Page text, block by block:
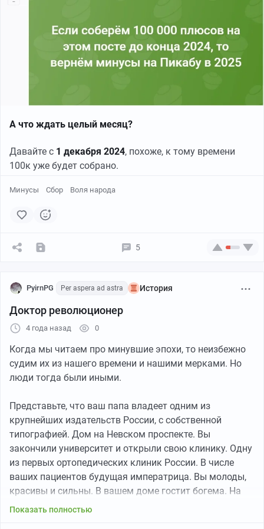
настоящая демократия!". Вот это и будет достижение
Россией духовного лидерства в мире! И тогда все
нападки на Россию и все санкции против неё будут
выглядеть нелепо в глазах всего человечества!
«Воля народа», как беспрерывный референдум,
обезопасят себя от цветных революций.
Тула и революция — это сопоставление звучит
странно. Во все времена Тула считалась
надёжнейшим оплотом старого строя; массу
воспринимать революционные идеи, и в
выходило из размеров кружковщины, у Тулы с
этим движением, казалось, не могло быть
что знакомые нам ещё по гимназическим
учебникам революционные кружки 70-х годов
пробовали основать свою деятельность и в
Так, весною 1875 года, когда члены так
разъехались по провинции, в Туле играла
видную роль известная революционерка Ольга
Любатович. Однако, дело пропаганды шло
здесь неважно, и в письме одного
читаем:
«Тульские ведут себя преступно. Огромное у них
знакомство между рабочими, и еще ни одной
Далее в письме говорится:
«Если только почему-нибудь Ольге нельзя будет
ехать в Тулу, то придётся отнять человека от
вас в виду того, что там огромное знакомство и
прелестная почва; нужно только
подталкивание»…
Из этих строк видно, через какие
увеличительные стекла смотрели тогда
А что ждать целый месяц?
Давайте с 1 декабря 2024, похоже, к тому времени
100к уже будет собрано.
Минусы Сбор Воля народа
5
PyirnPG Per aspera ad astra История
Доктор революционер
4 года назад 0
Когда мы читаем про минувшие эпохи, то неизбежно
судим их из нашего времени и нашими мерками. Но
люди тогда были иными.
Представьте, что ваш папа владеет одним из
крупнейших издательств России, с собственной
типографией. Дом на Невском проспекте. Вы
закончили университет и открыли свою клинику. Одну
из первых ортопедических клиник России. В числе
ваших пациентов будущая императрица. Вы молоды,
красивы и сильны. В вашем доме гостит богема. На
вашей груди боевые ордена, полученные на полях
Показать полностью